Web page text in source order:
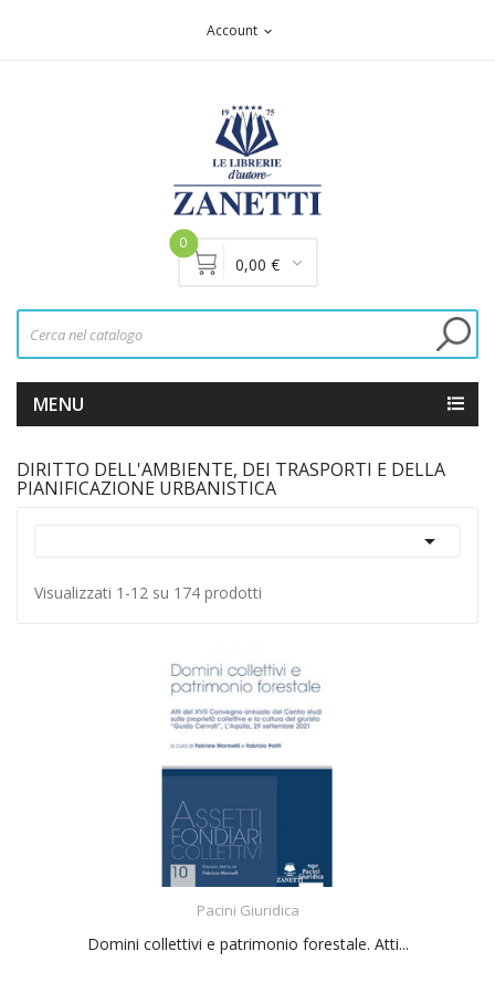
Account expand_more
0
0,00 €
MENU
DIRITTO DELL'AMBIENTE, DEI TRASPORTI E DELLA
PIANIFICAZIONE URBANISTICA

Visualizzati 1-12 su 174 prodotti
Pacini Giuridica
Domini collettivi e patrimonio forestale. Atti...